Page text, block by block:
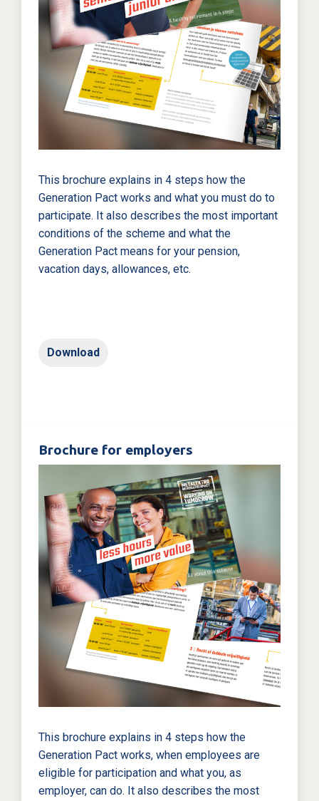
This brochure explains in 4 steps how the
Generation Pact works and what you must do to
participate. It also describes the most important
conditions of the scheme and what the
Generation Pact means for your pension,
vacation days, allowances, etc.
Download
Brochure for employers
This brochure explains in 4 steps how the
Generation Pact works, when employees are
eligible for participation and what you, as
employer, can do. It also describes the most